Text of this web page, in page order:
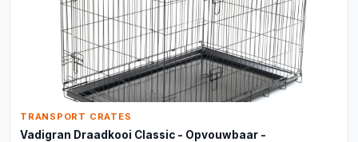
TRANSPORT CRATES
Vadigran Draadkooi Classic - Opvouwbaar -